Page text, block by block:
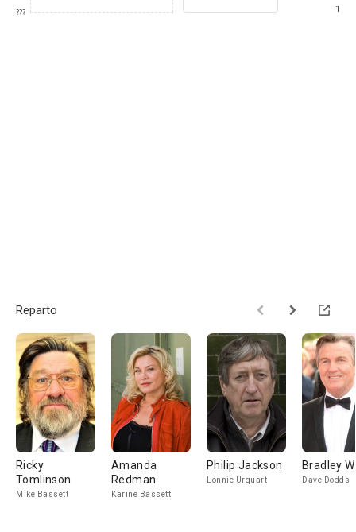
???
1
Reparto
Ricky
Tomlinson
Mike Bassett
Amanda
Redman
Karine Bassett
Philip Jackson
Lonnie Urquart
Bradley
Dave Dodds